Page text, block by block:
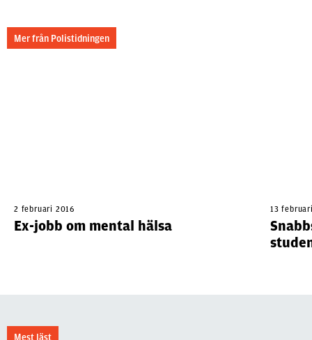
Mer från Polistidningen
2 februari 2016
Ex-jobb om mental hälsa
13
Mest läst